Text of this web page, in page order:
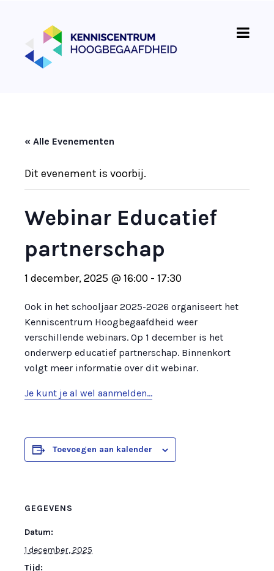
« Alle Evenementen
Dit evenement is voorbij.
Webinar Educatief
partnerschap
1 december, 2025 @ 16:00 - 17:30
Ook in het schooljaar 2025-2026 organiseert het
Kenniscentrum Hoogbegaafdheid weer
verschillende webinars. Op 1 december is het
onderwerp educatief partnerschap. Binnenkort
volgt meer informatie over dit webinar.
Je kunt je al wel aanmelden…
Toevoegen aan kalender
GEGEVENS
Datum:
1 december, 2025
Tijd: